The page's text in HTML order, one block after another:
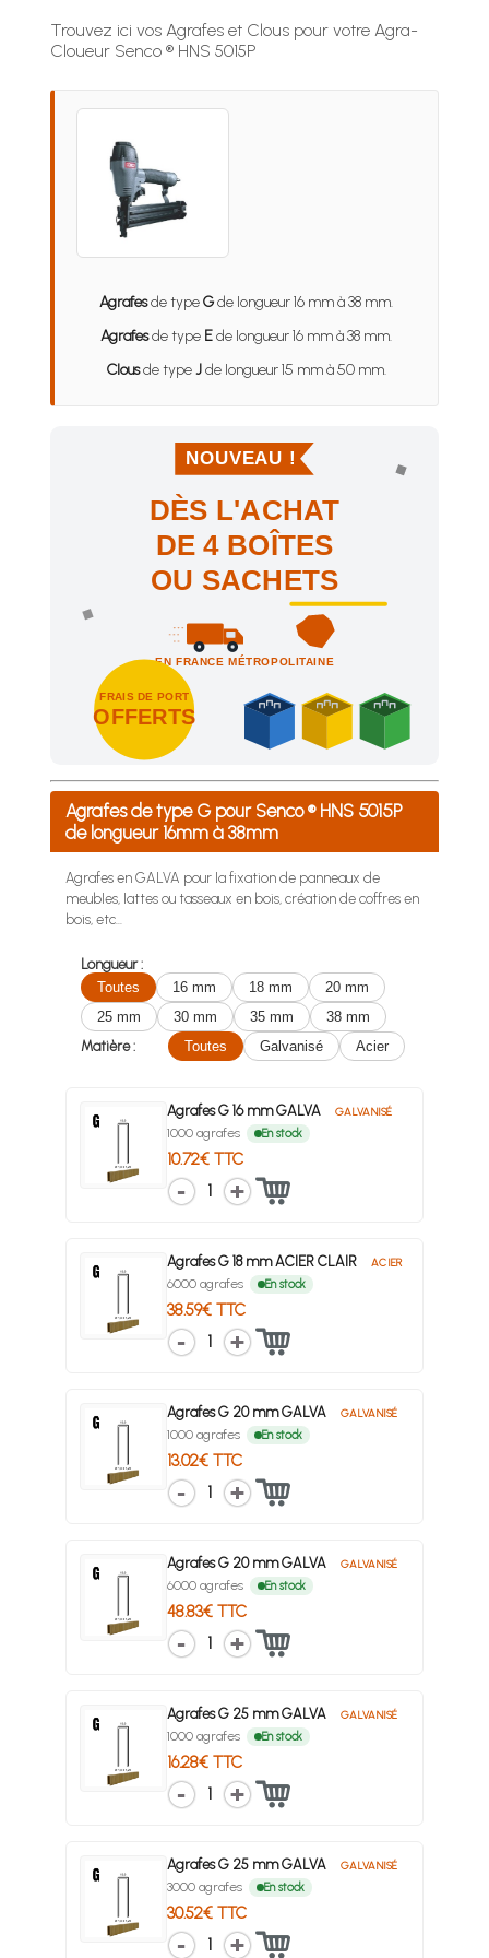
Trouvez ici vos Agrafes et Clous pour votre Agra-
Cloueur Senco ® HNS 5015P
Agrafesde typeGde longueur 16 mm à 38 mm.
Agrafesde type Ede longueur 16 mm à 38 mm.
Clousde typeJde longueur 15 mm à 50 mm.
NOUVEAU !
DÈS L'ACHAT
DE 4 BOÎTES
OU SACHETS
EN FRANCE MÉTROPOLITAINE
FRAIS DE PORT
OFFERTS
Achetez 4 sachets ou boîtes d'agrafes ou de pointes et
Agrafes de type G pour Senco ® HNS 5015P
de longueur 16mm à 38mm
Agrafes en GALVA pour la fixation de panneaux de
meubles, lattes ou tasseaux en bois, création de coffres en
bois, etc...
Longueur :
Toutes
16 mm 18 mm
20 mm
25 mm
30 mm 35 mm
38 mm
Matière :
Toutes Galvanisé Acier
Agrafes G 16 mm GALVA GALVANISÉ
1000 agrafes En stock
10.72€ TTC
1
Agrafes G 18 mm ACIER CLAIR ACIER
6000 agrafes En stock
38.59€ TTC
1
Agrafes G 20 mm GALVA GALVANISÉ
1000 agrafes En stock
13.02€ TTC
1
Agrafes G 20 mm GALVA GALVANISÉ
6000 agrafes En stock
48.83€ TTC
1
Agrafes G 25 mm GALVA GALVANISÉ
1000 agrafes En stock
16.28€ TTC
1
Agrafes G 25 mm GALVA GALVANISÉ
3000 agrafes En stock
30.52€ TTC
1